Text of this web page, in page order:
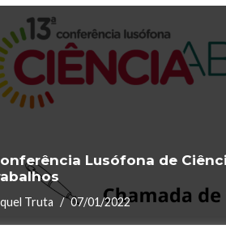
Lusófona de
Truta 07/01/2022